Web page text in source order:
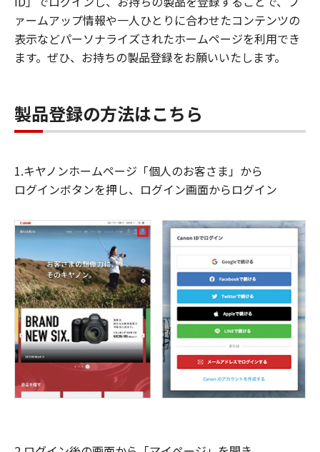
ァームアップ情報や一人ひとりに合わせたコンテンツの
表示などパーソナライズされたホームページを利用でき
ます。ぜひ、お持ちの製品登録をお願いいたします。
製品登録の方法はこちら
1.キヤノンホームページ「個人のお客さま」から
ログインボタンを押し、ログイン画面からログイン